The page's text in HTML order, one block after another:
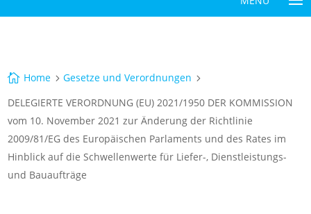
 Home 5Gesetze und Verordnungen 5
DELEGIERTE VERORDNUNG (EU) 2021/1950 DER KOMMISSION
vom 10. November 2021 zur Änderung der Richtlinie
2009/81/EG des Europäischen Parlaments und des Rates im
Hinblick auf die Schwellenwerte für Liefer-, Dienstleistungs-
und Bauaufträge